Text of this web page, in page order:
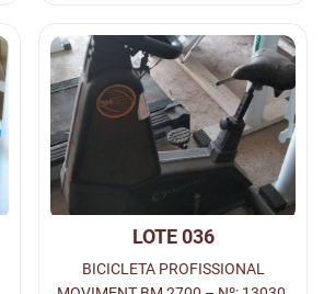
LOTE 036
BICICLETA PROFISSIONAL